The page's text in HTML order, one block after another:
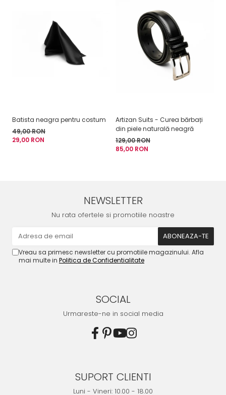
Batista neagra pentru costum
49,00 RON
29,00 RON
Artizan Suits - Curea bărbați
din piele naturală neagră
129,00 RON
85,00 RON
NEWSLETTER
Nu rata ofertele si promotiile noastre
Vreau sa primesc newsletter cu promotiile magazinului. Afla
mai multe in Politica de Confidentialitate
SOCIAL
Urmareste-ne in social media
SUPORT CLIENTI
Luni - Vineri: 10.00 - 18.00